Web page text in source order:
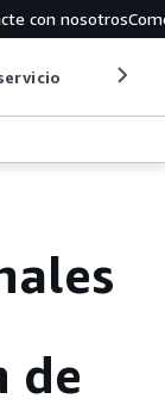
con nosotros
de